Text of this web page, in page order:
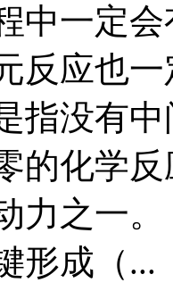
中一定
反应也
指没有
的化学
力之一
形成（...